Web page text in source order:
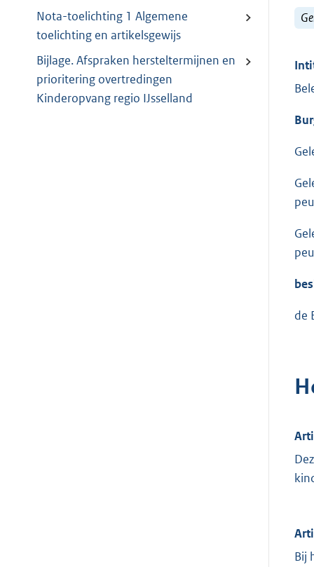
Nota-toelichting 1 Algemene
toelichting en artikelsgewijs
Bijlage. Afspraken hersteltermijnen en
prioritering overtredingen
Kinderopvang regio IJsselland
de
Bij